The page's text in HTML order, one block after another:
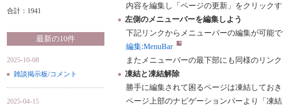
内容を編集し「ページの更新」をクリック
左側のメニューバーを編集しよう
下記リンクからメニューバーの編集が可能で
編集:MenuBar
またメニューバーの最下部にも同様のリンク
凍結と凍結解除
勝手に編集されて困るページは凍結しておき
ページ上部のナビゲーションバーより「凍
合計：1941
最新の10件
2025-10-08
雑談掲示板/コメント
2025-04-15